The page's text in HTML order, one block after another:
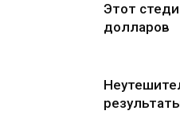
Этот
долларов